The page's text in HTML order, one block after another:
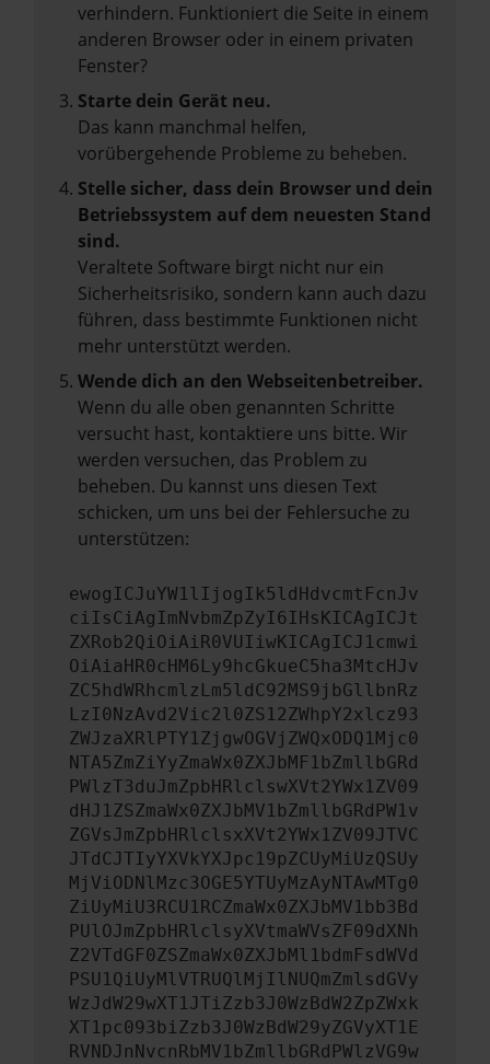
verhindern. Funktioniert die Seite in einem
anderen Browser oder in einem privaten
Fenster?
Starte dein Gerät neu.
Das kann manchmal helfen,
vorübergehende Probleme zu beheben.
Stelle sicher, dass dein Browser und dein
Betriebssystem auf dem neuesten Stand
sind.
Veraltete Software birgt nicht nur ein
Sicherheitsrisiko, sondern kann auch dazu
führen, dass bestimmte Funktionen nicht
mehr unterstützt werden.
Wende dich an den Webseitenbetreiber.
Wenn du alle oben genannten Schritte
versucht hast, kontaktiere uns bitte. Wir
werden versuchen, das Problem zu
beheben. Du kannst uns diesen Text
schicken, um uns bei der Fehlersuche zu
unterstützen:
ewogICJuYW1lIjogIk5ldHdvcmtFcnJv
ciIsCiAgImNvbmZpZyI6IHsKICAgICJt
ZXRob2QiOiAiR0VUIiwKICAgICJ1cmwi
OiAiaHR0cHM6Ly9hcGkueC5ha3MtcHJv
ZC5hdWRhcmlzLm5ldC92MS9jbGllbnRz
LzI0NzAvd2Vic2l0ZS12ZWhpY2xlcz93
ZWJzaXRlPTY1ZjgwOGVjZWQxODQ1Mjc0
NTA5ZmZiYyZmaWx0ZXJbMF1bZmllbGRd
PWlzT3duJmZpbHRlclswXVt2YWx1ZV09
dHJ1ZSZmaWx0ZXJbMV1bZmllbGRdPW1v
ZGVsJmZpbHRlclsxXVt2YWx1ZV09JTVC
JTdCJTIyYXVkYXJpc19pZCUyMiUzQSUy
MjViODNlMzc3OGE5YTUyMzAyNTAwMTg0
ZiUyMiU3RCU1RCZmaWx0ZXJbMV1bb3Bd
PUlOJmZpbHRlclsyXVtmaWVsZF09dXNh
Z2VTdGF0ZSZmaWx0ZXJbMl1bdmFsdWVd
PSU1QiUyMlVTRUQlMjIlNUQmZmlsdGVy
WzJdW29wXT1JTiZzb3J0WzBdW2ZpZWxk
XT1pc093biZzb3J0WzBdW29yZGVyXT1E
RVNDJnNvcnRbMV1bZmllbGRdPWlzVG9w